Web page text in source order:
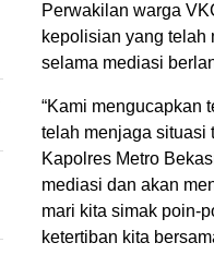
Perwakilan warga
kepolisian yang telah
selama mediasi
“Kami mengucapkan
telah menjaga situasi
Kapolres Metro
mediasi dan akan
mari kita simak poin-
ketertiban kita